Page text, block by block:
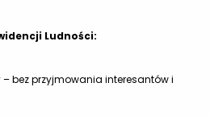
Ludności:
– bez przyjmowania interesantów i